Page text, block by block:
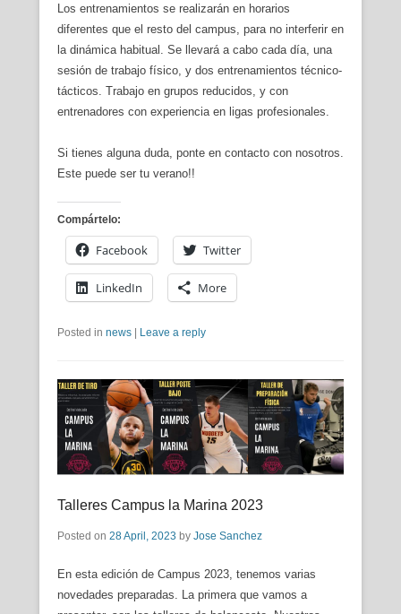
Los entrenamientos se realizarán en horarios
diferentes que el resto del campus, para no interferir en
la dinámica habitual. Se llevará a cabo cada día, una
sesión de trabajo físico, y dos entrenamientos técnico-
tácticos. Trabajo en grupos reducidos, y con
entrenadores con experiencia en ligas profesionales.
Si tienes alguna duda, ponte en contacto con nosotros.
Este puede ser tu verano!!
Compártelo:
Facebook Twitter
LinkedIn More
Posted in news | Leave a reply
Talleres Campus la Marina 2023
Posted on 28 April, 2023 by Jose Sanchez
En esta edición de Campus 2023, tenemos varias
novedades preparadas. La primera que vamos a